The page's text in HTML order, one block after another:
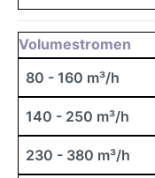
Volumestromen
80 - 160 m³/h
140 - 250 m³/h
230 - 380 m³/h